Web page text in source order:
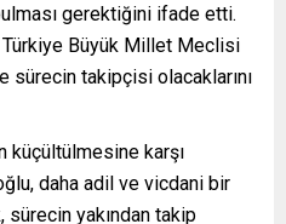
gerektiğini ifade etti.
Büyük Millet Meclisi
sürecin takipçisi olacaklarını
küçültülmesine karşı
daha adil ve vicdani bir
sürecin yakından takip